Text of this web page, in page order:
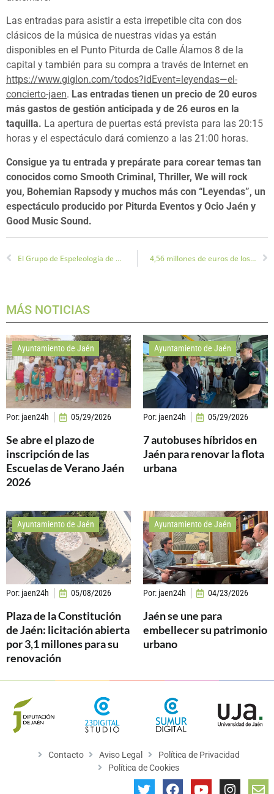
Las entradas para asistir a esta irrepetible cita con dos
clásicos de la música de nuestras vidas ya están
disponibles en el Punto Piturda de Calle Álamos 8 de la
capital y también para su compra a través de Internet en
https://www.giglon.com/todos?idEvent=leyendas—el-
concierto-jaen. Las entradas tienen un precio de 20 euros
más gastos de gestión anticipada y de 26 euros en la
taquilla. La apertura de puertas está prevista para las 20:15
horas y el espectáculo dará comienzo a las 21:00 horas.
Consigue ya tu entrada y prepárate para corear temas tan
conocidos como Smooth Criminal, Thriller, We will rock
you, Bohemian Rapsody y muchos más con “Leyendas”, un
espectáculo producido por Piturda Eventos y Ocio Jaén y
Good Music Sound.
El Grupo de Espeleología de Villacarrillo, ¡campeones de España! y buscan patrocinador 4,56 millones de euros de los fondos Next Generation para el tranvía de Jaén
MÁS NOTICIAS
Ayuntamiento de Jaén
Por: jaen24h 05/29/2026
Se abre el plazo de
inscripción de las
Escuelas de Verano Jaén
2026
Ayuntamiento de Jaén
Por: jaen24h 05/29/2026
7 autobuses híbridos en
Jaén para renovar la flota
urbana
Ayuntamiento de Jaén
Por: jaen24h 05/08/2026
Plaza de la Constitución
de Jaén: licitación abierta
por 3,1 millones para su
renovación
Ayuntamiento de Jaén
Por: jaen24h 04/23/2026
Jaén se une para
embellecer su patrimonio
urbano
Contacto Aviso Legal
Política de Privacidad
Política de Cookies